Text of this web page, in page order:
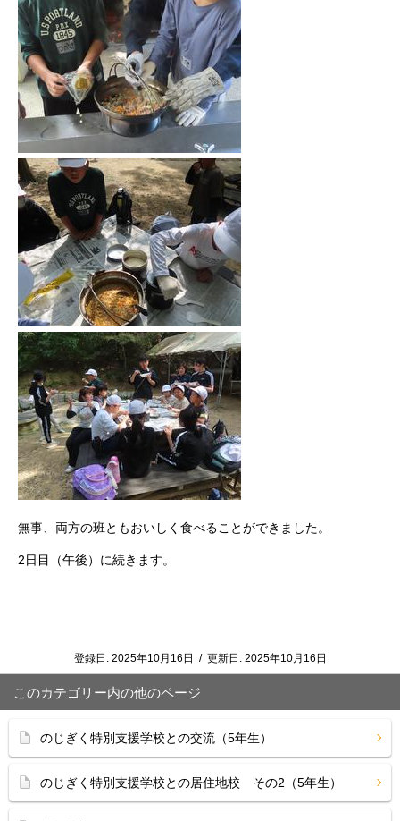
無事、両方の班ともおいしく食べることができました。
2日目（午後）に続きます。
登録日: 2025年10月16日 / 更新日: 2025年10月16日
このカテゴリー内の他のページ
のじぎく特別支援学校との交流（5年生）
のじぎく特別支援学校との居住地校 その2（5年生）